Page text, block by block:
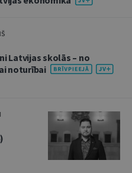
Latvijas skolās – no
noturībai